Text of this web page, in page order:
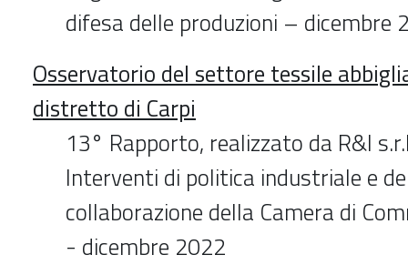
difesa delle produzioni – dicembre
Osservatorio del settore tessile
distretto di Carpi
13° Rapporto, realizzato da R&I
Interventi di politica industriale e
collaborazione della Camera di
- dicembre 2022